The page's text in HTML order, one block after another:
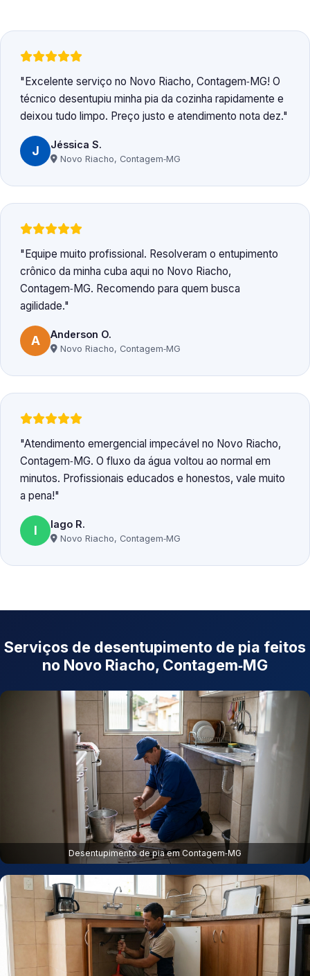
Excelente serviço no Novo Riacho, Contagem‑MG! O
técnico desentupiu minha pia da cozinha rapidamente e
deixou tudo limpo. Preço justo e atendimento nota dez.
J Jéssica S.
Novo Riacho, Contagem‑MG
Equipe muito profissional. Resolveram o entupimento
crônico da minha cuba aqui no Novo Riacho,
Contagem‑MG. Recomendo para quem busca
agilidade.
A Anderson O.
Novo Riacho, Contagem‑MG
Atendimento emergencial impecável no Novo Riacho,
Contagem‑MG. O fluxo da água voltou ao normal em
minutos. Profissionais educados e honestos, vale muito
a pena!
I Iago R.
Novo Riacho, Contagem‑MG
Serviços de desentupimento de pia feitos
no Novo Riacho, Contagem‑MG
Desentupimento de pia em Contagem‑MG